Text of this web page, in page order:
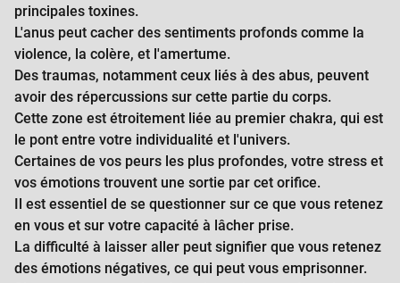
principales toxines.
L'anus peut cacher des sentiments profonds comme la
violence, la colère, et l'amertume.
Des traumas, notamment ceux liés à des abus, peuvent
avoir des répercussions sur cette partie du corps.
Cette zone est étroitement liée au premier chakra, qui est
le pont entre votre individualité et l'univers.
Certaines de vos peurs les plus profondes, votre stress et
vos émotions trouvent une sortie par cet orifice.
Il est essentiel de se questionner sur ce que vous retenez
en vous et sur votre capacité à lâcher prise.
La difficulté à laisser aller peut signifier que vous retenez
des émotions négatives, ce qui peut vous emprisonner.